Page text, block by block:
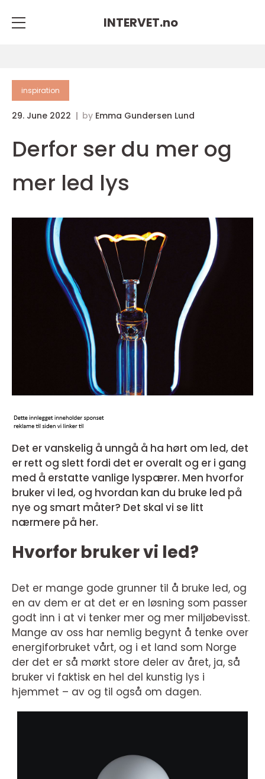
INTERVET.no
inspiration
29. June 2022 by Emma Gundersen Lund
Derfor ser du mer og
mer led lys
Det er vanskelig å unngå å ha hørt om led, det
er rett og slett fordi det er overalt og er i gang
med å erstatte vanlige lyspærer. Men hvorfor
bruker vi led, og hvordan kan du bruke led på
nye og smart måter? Det skal vi se litt
nærmere på her.
Hvorfor bruker vi led?
Det er mange gode grunner til å bruke led, og
en av dem er at det er en løsning som passer
godt inn i at vi tenker mer og mer miljøbevisst.
Mange av oss har nemlig begynt å tenke over
energiforbruket vårt, og i et land som Norge
der det er så mørkt store deler av året, ja, så
bruker vi faktisk en hel del kunstig lys i
hjemmet – av og til også om dagen.